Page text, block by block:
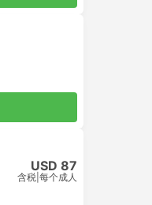
USD 87
含税 每个成人